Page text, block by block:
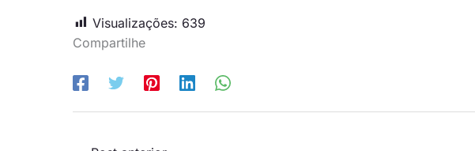
Visualizações: 639
Compartilhe